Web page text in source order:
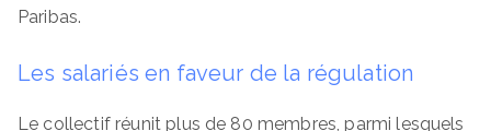
Paribas.
Les salariés en faveur de la régulation
Le collectif réunit plus de 80 membres, parmi lesquels